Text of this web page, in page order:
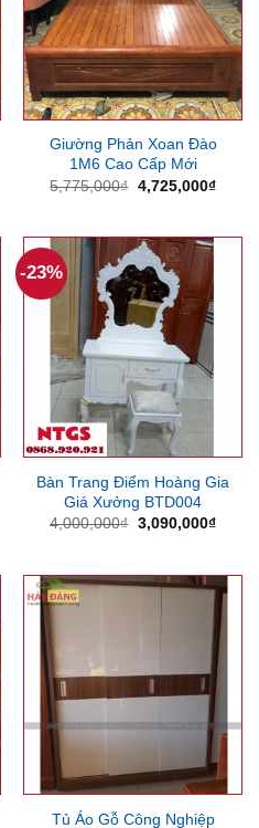
Giường Phản Xoan Đào
1M6 Cao Cấp Mới
5,775,000₫ Giá
4,725,000₫Giá
-23%
Bàn Trang Điểm Hoàng Gia
Giá Xưởng BTD004
4,000,000₫ Giá
3,090,000₫Giá
Tủ Áo Gỗ Công Nghiệp